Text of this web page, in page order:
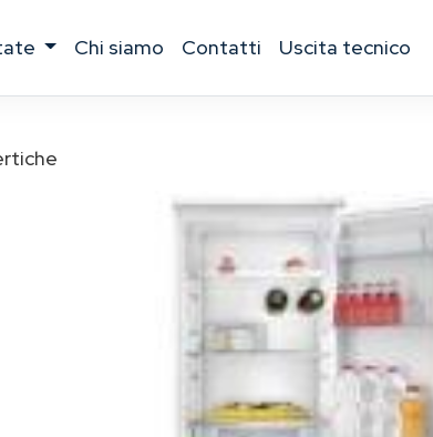
chi siamo contatti uscita tecnico